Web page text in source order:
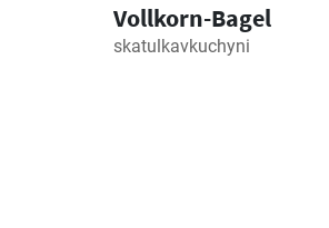
Vollkorn-Bagel
skatulkavkuchyni